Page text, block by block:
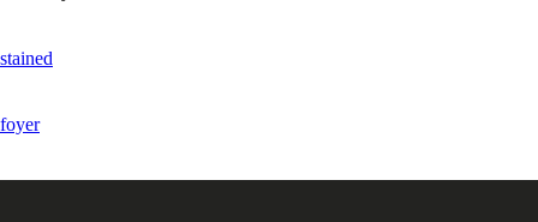
stained
foyer